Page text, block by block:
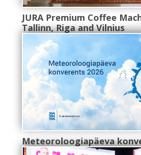
JURA Premium Coffee
Tallinn, Riga and Vilnius
Meteoroloogiapäeva